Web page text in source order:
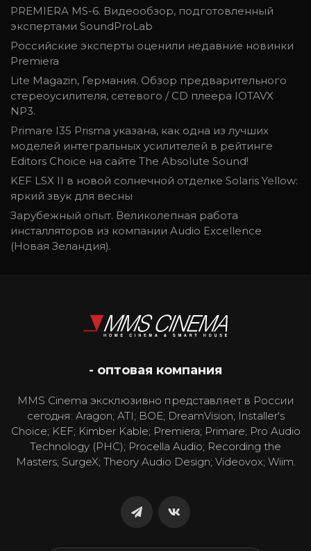
PREMIERA MS-6. Видеообзор, подготовленный
экспертами SoundProLab
Российские эксперты оценили недавние новинки
Premiera
Lite Magazin, Германия. Обзор предварительного
стереоусилителя, сетевого / CD плеера IOTAVX
NP3.
Primare I35 Prisma указана, как одна из лучших
моделей интегральных усилителей в рейтинге
Editors Choice на сайте The Absolute Sound!
KEF LSX II в новой солнечной отделке Solaris Yellow:
яркий звук для весны
Зарубежный опыт. Великолепная работа
инсталляторов из компании Audio Excellence
(Новая Зеландия).
- оптовая компания
MMS Cinema эксклюзивно представляет в России
сегодня: Aragon; ATI; BOE; DreamVision; Installer's
Choice; KEF; Kimber Kable; Premiera; Primare; Pro Audio
Technology (PHC); Procella Audio; Recording the
Masters; SurgeX; Theory Audio Design; Videovox; Wiim.